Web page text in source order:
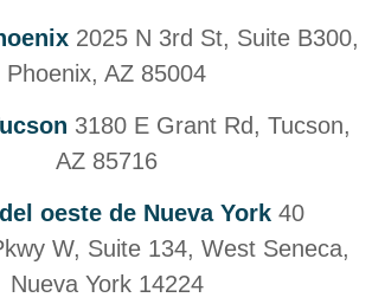
2025 N 3rd St, Suite B300,
Phoenix, AZ 85004
3180 E Grant Rd, Tucson,
AZ 85716
oeste de Nueva York 40
W, Suite 134, West Seneca,
Nueva York 14224